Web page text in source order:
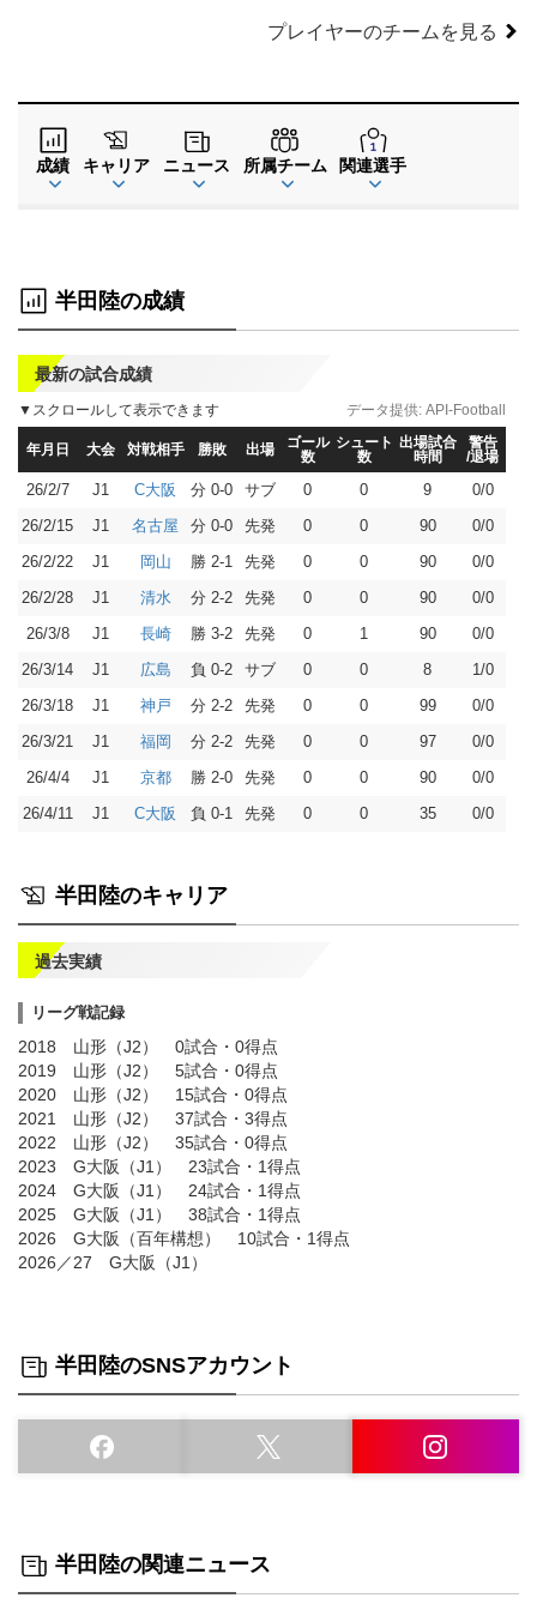
プレイヤーのチームを見る
成績 キャリア ニュース 所属チーム 関連選手
半田陸の成績
最新の試合成績
▼スクロールして表示できます
年月日 大会 対戦相手 勝敗 出場
ゴール
数
シュート
数
出場試合
時間
警告
/退場
26/2/7 J1 C大阪 分 0-0 サブ 0 0 9
0/0
26/2/15
J1 名古屋 分 0-0 先発 0 0 90
0/0
26/2/22
J1 岡山 勝 2-1 先発 0 0 90
0/0
26/2/28
J1 清水 分 2-2 先発 0 0 90
0/0
26/3/8
J1 長崎 勝 3-2 先発 0 1 90
0/0
26/3/14
J1 広島 負 0-2 サブ 0 0 8
1/0
26/3/18
J1 神戸 分 2-2 先発 0 0 99
0/0
26/3/21
J1 福岡 分 2-2 先発 0 0 97
0/0
26/4/4
J1 京都 勝 2-0 先発 0 0 90
0/0
26/4/11
J1 C大阪 負 0-1 先発 0 0 35 0/0
データ提供: API-Football
半田陸のキャリア
過去実績
リーグ戦記録
2018 山形（J2） 0試合・0得点
2019 山形（J2） 5試合・0得点
2020 山形（J2） 15試合・0得点
2021 山形（J2） 37試合・3得点
2022 山形（J2） 35試合・0得点
2023 G大阪（J1） 23試合・1得点
2024 G大阪（J1） 24試合・1得点
2025 G大阪（J1） 38試合・1得点
2026 G大阪（百年構想） 10試合・1得点
2026／27 G大阪（J1）
半田陸のSNSアカウント
半田陸の関連ニュース